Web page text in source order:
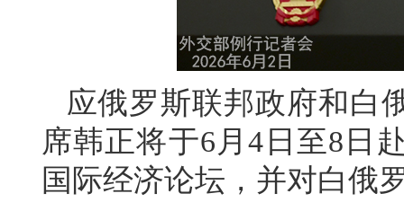
应俄罗斯联邦政府和白
席韩正将于6月4日至8日
国际经济论坛，并对白俄